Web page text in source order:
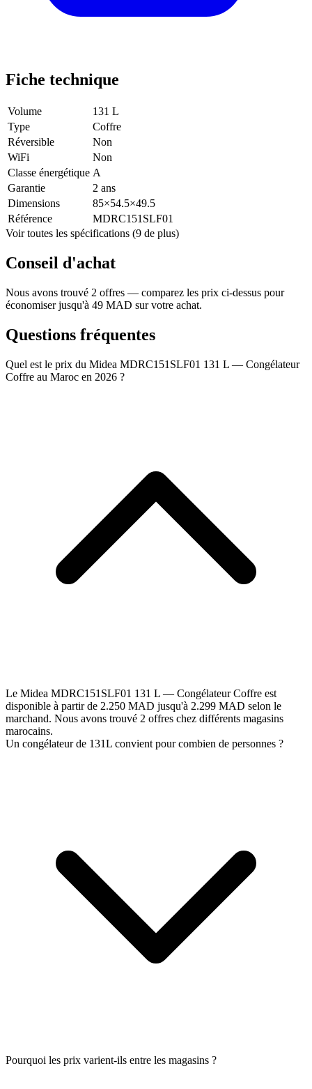
Fiche technique
Volume
131 L
Type
Coffre
Réversible
Non
WiFi
Non
Classe énergétique A
Garantie
2 ans
Dimensions
85×54.5×49.5
Référence
MDRC151SLF01
Voir toutes les spécifications (9 de plus)
Conseil d'achat
Nous avons trouvé 2 offres — comparez les prix ci-dessus pour
économiser jusqu'à 49 MAD sur votre achat.
Questions fréquentes
Quel est le prix du Midea MDRC151SLF01 131 L — Congélateur
Coffre au Maroc en 2026 ?
Le Midea MDRC151SLF01 131 L — Congélateur Coffre est
disponible à partir de 2.250 MAD jusqu'à 2.299 MAD selon le
marchand. Nous avons trouvé 2 offres chez différents magasins
marocains.
Un congélateur de 131L convient pour combien de personnes ?
Pourquoi les prix varient-ils entre les magasins ?